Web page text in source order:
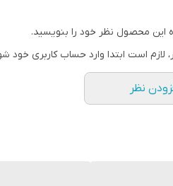
این محصول نظر خود را بنویسید.
لازم است ابتدا وارد حساب کاربری خود
نظر